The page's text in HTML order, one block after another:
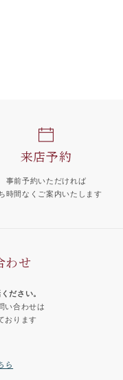
わせ
ださい。
い合わせは
おります
来店予約
事前予約いただければ
時間なくご案内いたします
ら